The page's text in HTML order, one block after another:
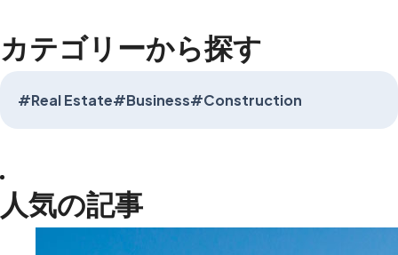
カテゴリーから探す
#Real Estate#Business#Construction
人気の記事